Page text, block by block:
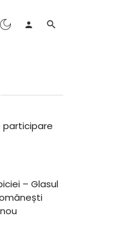
participare
– Glasul